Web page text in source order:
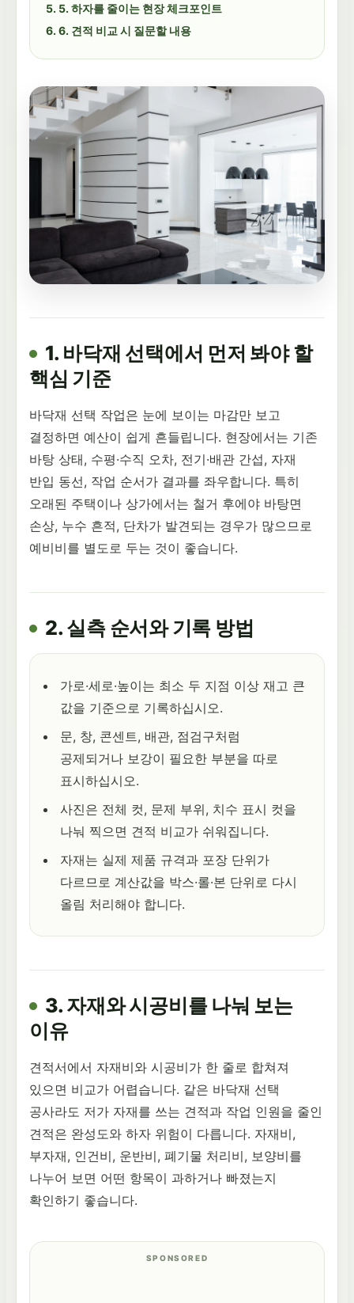
5. 하자를 줄이는 현장 체크포인트
6. 견적 비교 시 질문할 내용
1. 바닥재 선택에서 먼저 봐야 할
핵심 기준
바닥재 선택 작업은 눈에 보이는 마감만 보고
결정하면 예산이 쉽게 흔들립니다. 현장에서는 기존
바탕 상태, 수평·수직 오차, 전기·배관 간섭, 자재
반입 동선, 작업 순서가 결과를 좌우합니다. 특히
오래된 주택이나 상가에서는 철거 후에야 바탕면
손상, 누수 흔적, 단차가 발견되는 경우가 많으므로
예비비를 별도로 두는 것이 좋습니다.
2. 실측 순서와 기록 방법
가로·세로·높이는 최소 두 지점 이상 재고 큰
값을 기준으로 기록하십시오.
문, 창, 콘센트, 배관, 점검구처럼
공제되거나 보강이 필요한 부분을 따로
표시하십시오.
사진은 전체 컷, 문제 부위, 치수 표시 컷을
나눠 찍으면 견적 비교가 쉬워집니다.
자재는 실제 제품 규격과 포장 단위가
다르므로 계산값을 박스·롤·본 단위로 다시
올림 처리해야 합니다.
3. 자재와 시공비를 나눠 보는
이유
견적서에서 자재비와 시공비가 한 줄로 합쳐져
있으면 비교가 어렵습니다. 같은 바닥재 선택
공사라도 저가 자재를 쓰는 견적과 작업 인원을 줄인
견적은 완성도와 하자 위험이 다릅니다. 자재비,
부자재, 인건비, 운반비, 폐기물 처리비, 보양비를
나누어 보면 어떤 항목이 과하거나 빠졌는지
확인하기 좋습니다.